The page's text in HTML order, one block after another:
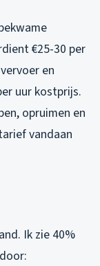
€25-30 per
en
uur kostprijs.
opruimen en
vandaan
Ik zie 40%